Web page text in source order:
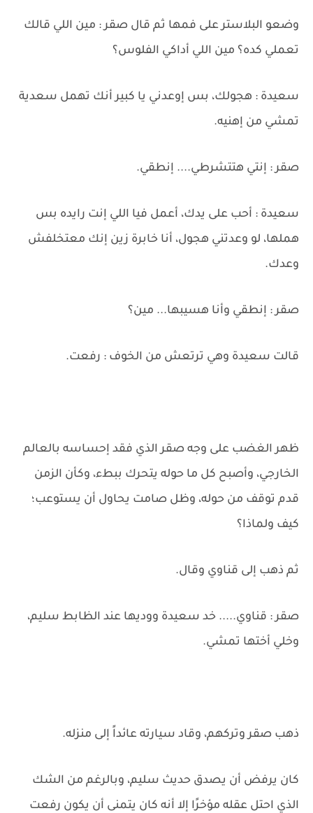
وضعو البلاستر على فمها ثم قال صقر : مين اللي قالك
تعملي كده؟ مين اللي أداكي الفلوس؟
سعيدة : هجولك، بس إوعدني يا كبير أنك تهمل سعدية
تمشي من إهنيه.
صقر : إنتي هتتشرطي.... إنطقي.
سعيدة : أحب على يدك، أعمل فيا اللي إنت رايده بس
هملها، لو وعدتني هجول، أنا خابرة زين إنك معتخلفش
وعدك.
صقر : إنطقي وأنا هسيبها... مين؟
قالت سعيدة وهي ترتعش من الخوف : رفعت.
ظهر الغضب على وجه صقر الذي فقد إحساسه بالعالم
الخارجي، وأصبح كل ما حوله يتحرك ببطء، وكأن الزمن
قدم توقف من حوله، وظل صامت يحاول أن يستوعب؛
كيف ولماذا؟
ثم ذهب إلى قناوي وقال.
صقر : قناوي..... خد سعيدة ووديها عند الظابط سليم،
وخلي أختها تمشي.
ذهب صقر وتركهم، وقاد سيارته عائداً إلى منزله.
كان يرفض أن يصدق حديث سليم، وبالرغم من الشك
الذي احتل عقله مؤخرًا إلا أنه كان يتمنى أن يكون رفعت